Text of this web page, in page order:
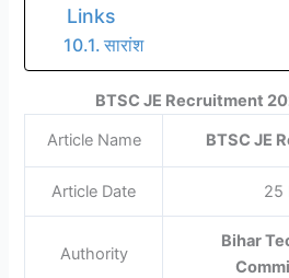
Links
सारांश
BTSC JE Recruitment
Article Name
BTSC JE
Article Date 25
Authority
Bihar